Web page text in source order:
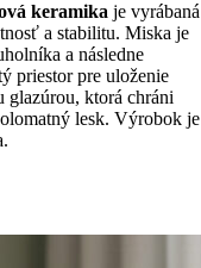
keramika je vyrábaná
a stabilitu. Miska je
a následne
priestor pre uloženie
glazúrou, ktorá chráni
lesk. Výrobok je